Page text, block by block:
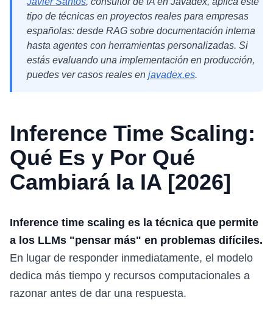
tipo de técnicas en proyectos reales para empresas
españolas: desde RAG sobre documentación interna
hasta agentes con herramientas personalizadas. Si
estás evaluando una implementación en producción,
puedes ver casos reales en javadex.es.
Inference Time Scaling:
Qué Es y Por Qué
Cambiará la IA [2026]
Inference time scaling es la técnica que permite
a los LLMs "pensar más" en problemas difíciles.
En lugar de responder inmediatamente, el modelo
dedica más tiempo y recursos computacionales a
razonar antes de dar una respuesta.